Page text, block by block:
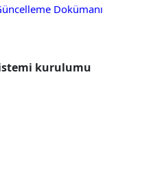
Dokümanı
kurulumu